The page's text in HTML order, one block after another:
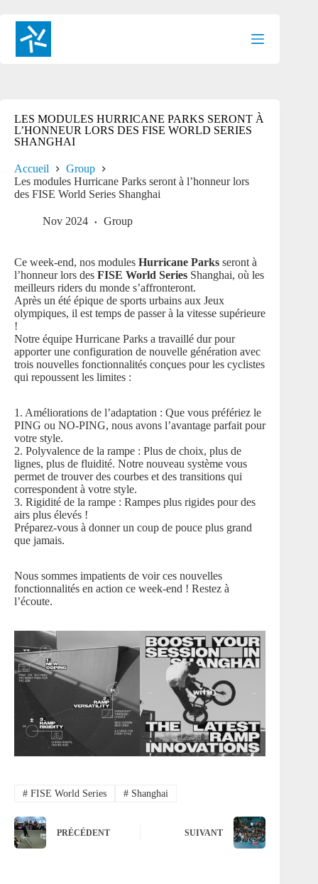
contenu
LES MODULES HURRICANE PARKS SERONT À
L’HONNEUR LORS DES FISE WORLD SERIES
SHANGHAI
Accueil
Group
Les modules Hurricane Parks seront à l’honneur lors
des FISE World Series Shanghai
Nov 2024 Group
Ce week-end, nos modules Hurricane Parks seront à
l’honneur lors des FISE World Series Shanghai, où les
meilleurs riders du monde s’affronteront.
Après un été épique de sports urbains aux Jeux
olympiques, il est temps de passer à la vitesse supérieure
!
Notre équipe Hurricane Parks a travaillé dur pour
apporter une configuration de nouvelle génération avec
trois nouvelles fonctionnalités conçues pour les cyclistes
qui repoussent les limites :
1. Améliorations de l’adaptation : Que vous préfériez le
PING ou NO-PING, nous avons l’avantage parfait pour
votre style.
2. Polyvalence de la rampe : Plus de choix, plus de
lignes, plus de fluidité. Notre nouveau système vous
permet de trouver des courbes et des transitions qui
correspondent à votre style.
3. Rigidité de la rampe : Rampes plus rigides pour des
airs plus élevés !
Préparez-vous à donner un coup de pouce plus grand
que jamais.
Nous sommes impatients de voir ces nouvelles
fonctionnalités en action ce week-end ! Restez à
l’écoute.
#FISE World Series #Shanghai
PRÉCÉDENT SUIVANT